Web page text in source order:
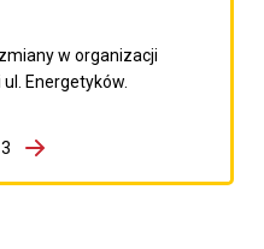
w organizacji
Energetyków.
Przejdź do następnego